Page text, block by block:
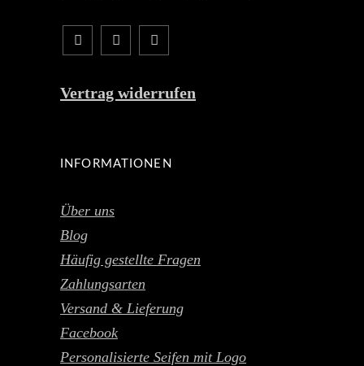
Vertrag widerrufen
INFORMATIONEN
Über uns
Blog
Häufig gestellte Fragen
Zahlungsarten
Versand & Lieferung
Facebook
Personalisierte Seifen mit Logo